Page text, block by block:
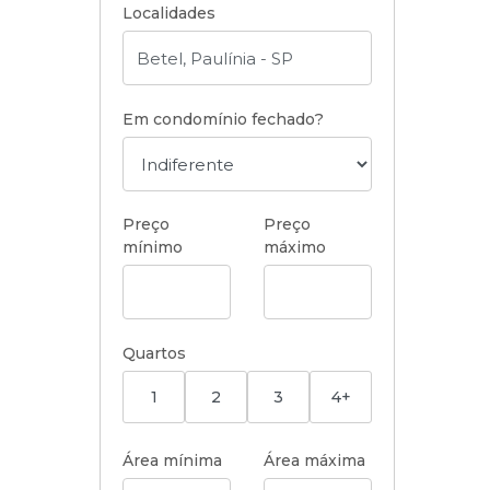
Localidades
Em condomínio fechado?
Preço
mínimo
Preço
máximo
Quartos
1 2 3 4+
Área mínima Área máxima